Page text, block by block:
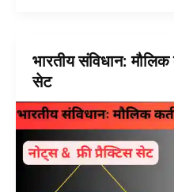
भारतीय संविधान:
सेट